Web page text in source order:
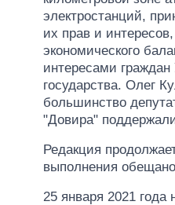
электростанций,
их прав и
экономического
интересами
государства. Олег
большинство
"Довира"
Редакция
выполнения
25 января 2021 года